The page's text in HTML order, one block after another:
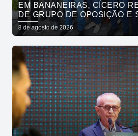
EM BANANEIRAS, CÍCERO
DE GRUPO DE OPOSIÇÃO E
COMPROMETE COM
SANITÁRIO
8 de agosto de 2026